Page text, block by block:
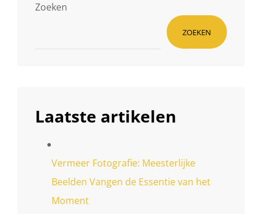
Zoeken
ZOEKEN
Laatste artikelen
Vermeer Fotografie: Meesterlijke
Beelden Vangen de Essentie van het
Moment